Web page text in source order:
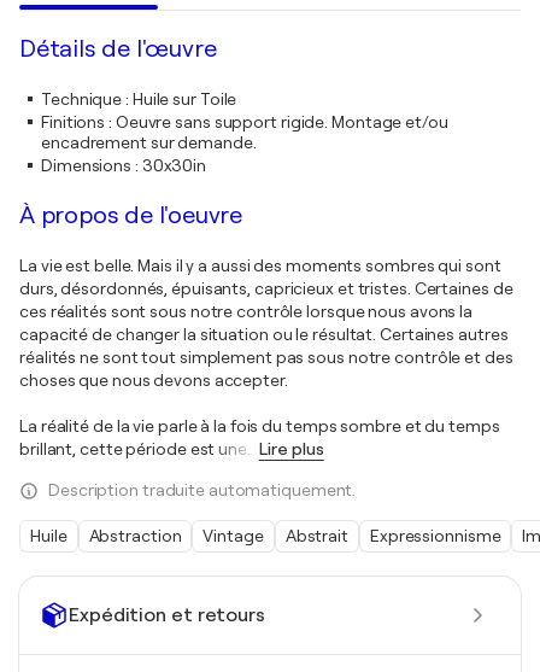
Expédition et retours
Détails de l'œuvre
Technique: Huile sur Toile
Finitions : Oeuvre sans support rigide. Montage et/ou
encadrement sur demande.
Dimensions : 30x30in
À propos de l'oeuvre
La vie est belle. Mais il y a aussi des moments sombres qui sont
durs, désordonnés, épuisants, capricieux et tristes. Certaines de
ces réalités sont sous notre contrôle lorsque nous avons la
capacité de changer la situation ou le résultat. Certaines autres
réalités ne sont tout simplement pas sous notre contrôle et des
choses que nous devons accepter.
La réalité de la vie parle à la fois du temps sombre et du temps
brillant, cette période est une
Lire plus
Description traduite automatiquement.
Huile Abstraction Vintage Abstrait Expressionnisme